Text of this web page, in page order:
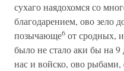
сухаго наядохомся со
благодарением, ово зело
позычающе6 от сродных,
было не стало аки бы на 9
нас и войско, ово